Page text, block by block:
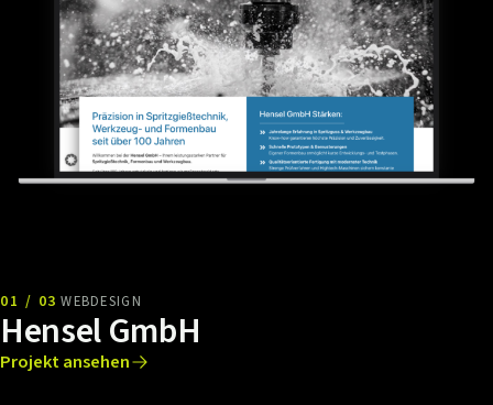
01 / 03 WEBDESIGN
Hensel GmbH
Projekt ansehen